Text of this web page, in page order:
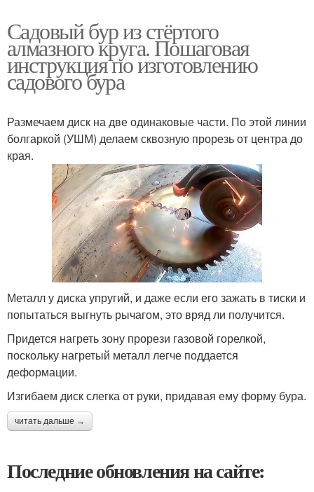
Садовый бур из стёртого
алмазного круга. Пошаговая
инструкция по изготовлению
садового бура
Размечаем диск на две одинаковые части. По этой линии
болгаркой (УШМ) делаем сквозную прорезь от центра до
края.
Металл у диска упругий, и даже если его зажать в тиски и
попытаться выгнуть рычагом, это вряд ли получится.
Придется нагреть зону прорези газовой горелкой,
поскольку нагретый металл легче поддается
деформации.
Изгибаем диск слегка от руки, придавая ему форму бура.
читать дальше →
Последние обновления на сайте: